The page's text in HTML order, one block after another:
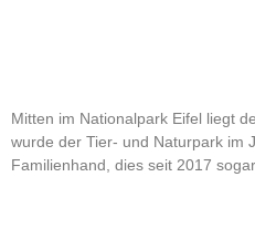
Mitten im Nationalpark Eifel liegt
wurde der Tier- und Naturpark im
Familienhand, dies seit 2017